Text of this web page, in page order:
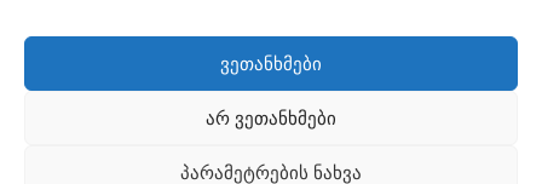
ვეთანხმები
არ ვეთანხმები
პარამეტრების ნახვა
Georgian